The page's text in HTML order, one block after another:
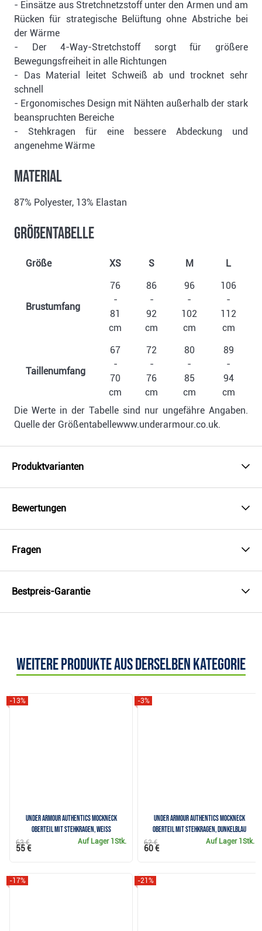
- Einsätze aus Stretchnetzstoff unter den Armen und am
Rücken für strategische Belüftung ohne Abstriche bei
der Wärme
- Der 4-Way-Stretchstoff sorgt für größere
Bewegungsfreiheit in alle Richtungen
- Das Material leitet Schweiß ab und trocknet sehr
schnell
- Ergonomisches Design mit Nähten außerhalb der stark
beanspruchten Bereiche
- Stehkragen für eine bessere Abdeckung und
angenehme Wärme
Material
87% Polyester, 13% Elastan
Größentabelle
Größe XS S M L
Brustumfang
76
-
81
cm
86
-
92
cm
96
-
102
cm
106
-
112
cm
Taillenumfang
67
-
70
cm
72
-
76
cm
80
-
85
cm
89
-
94
cm
Die Werte in der Tabelle sind nur ungefähre Angaben.
Quelle der Größentabellewww.underarmour.co.uk.
Produktvarianten
Bewertungen
Fragen
Bestpreis-Garantie
Weitere Produkte aus derselben Kategorie
Under Armour Authentics Mockneck
Oberteil mit Stehkragen, weiss
-13%
Auf Lager 1Stk.
63 €
55 €
Under Armour Authentics Mockneck
Oberteil mit Stehkragen, dunkelblau
-3%
Auf Lager 1Stk.
62 €
60 €
-17% -21%